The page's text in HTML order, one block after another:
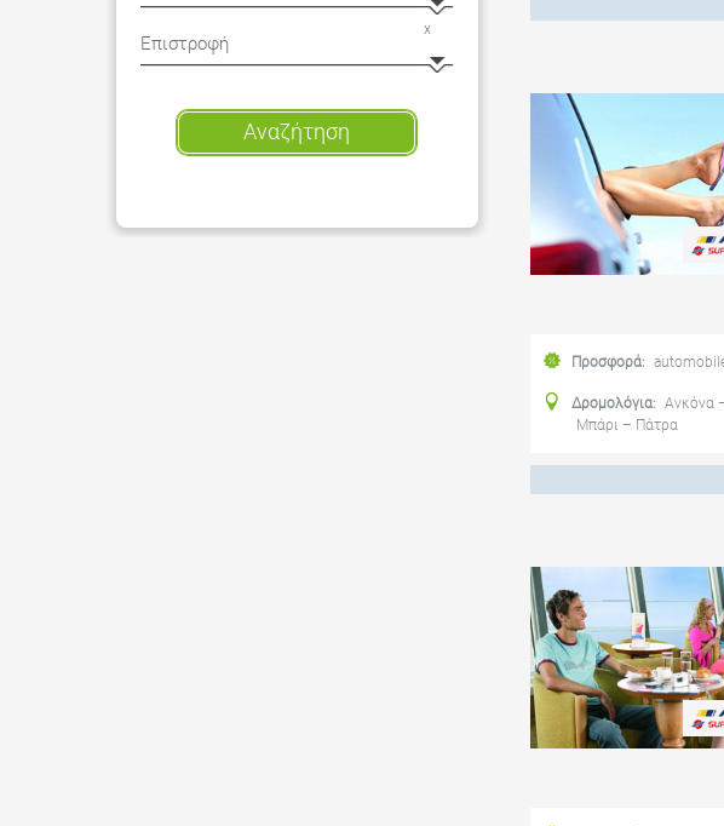
Προσφορά:
Δρομολόγια: Ανκόνα
Μπάρι – Πάτρα
x
Αναζήτηση